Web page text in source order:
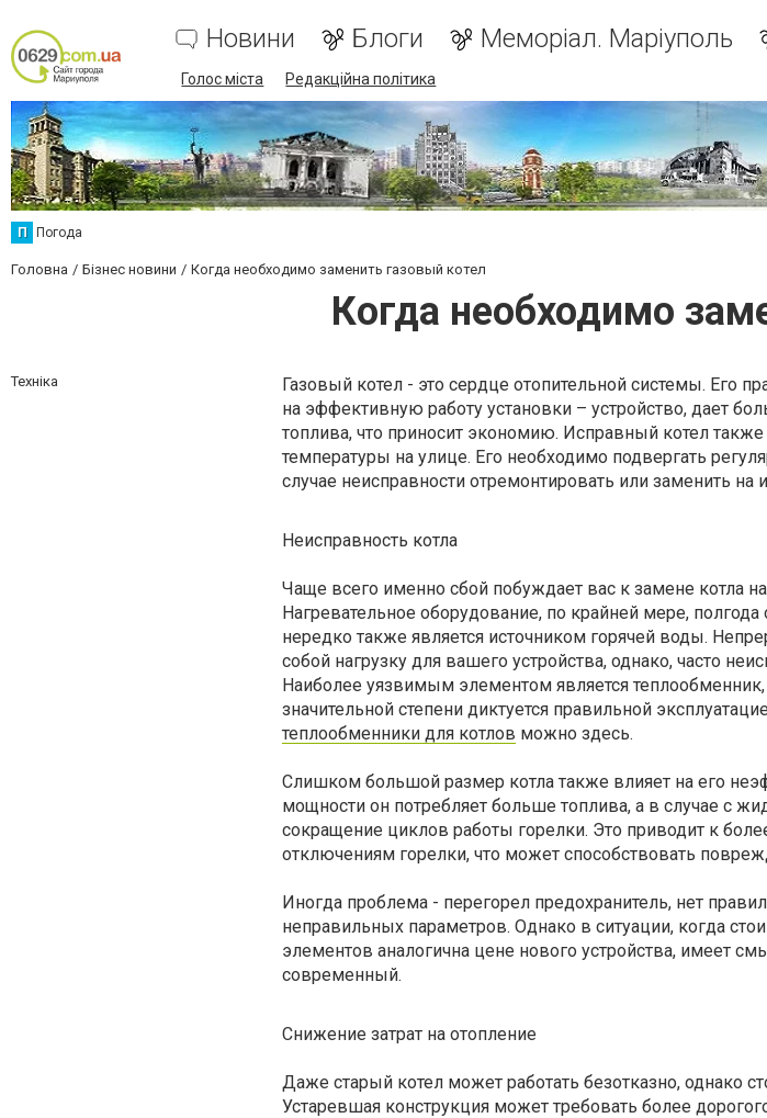
Новини Блоги Меморіал. Маріуполь
Голос міста Редакційна політика
П Погода
Головна Бізнес новини Когда необходимо заменить газовый котел
Когда необходимо
Техніка
Газовый котел - это сердце отопительной системы. Его
на эффективную работу установки – устройство, дает
топлива, что приносит экономию. Исправный котел
температуры на улице. Его необходимо подвергать
случае неисправности отремонтировать или заменить на
Неисправность котла
Чаще всего именно сбой побуждает вас к замене котла
Нагревательное оборудование, по крайней мере, полгода
нередко также является источником горячей воды.
собой нагрузку для вашего устройства, однако, часто
Наиболее уязвимым элементом является теплообменник,
значительной степени диктуется правильной
теплообменники для котлов можно здесь.
Слишком большой размер котла также влияет на его
мощности он потребляет больше топлива, а в случае с
сокращение циклов работы горелки. Это приводит к
отключениям горелки, что может способствовать
Иногда проблема - перегорел предохранитель, нет
неправильных параметров. Однако в ситуации, когда
элементов аналогична цене нового устройства, имеет
современный.
Снижение затрат на отопление
Даже старый котел может работать безотказно, однако
Устаревшая конструкция может требовать более